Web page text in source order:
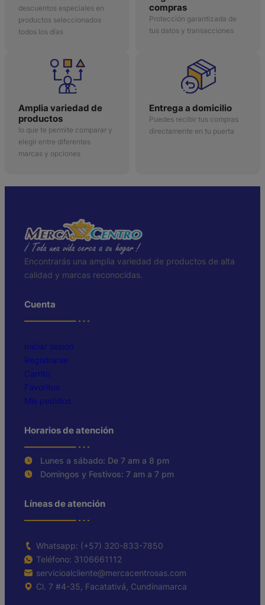
descuentos especiales en
productos seleccionados
todos los días
compras
Protección garantizada de
tus datos y transacciones
Amplia variedad de
productos
lo que te permite comparar y
elegir entre diferentes
marcas y opciones
Entrega a domicilio
Puedes recibir tus compras
directamente en tu puerta
Encontrarás una amplia variedad de productos de alta
calidad y marcas reconocidas.
Cuenta
Iniciar sesión
Registrarse
Carrito
Favoritos
Mis pedidos
Horarios de atención
Lunes a sábado: De 7 am a 8 pm
Domingos y Festivos: 7 am a 7 pm
Líneas de atención
Whatsapp: (+57) 320-833-7850
Teléfono: 3106661112
servicioalcliente@mercacentrosas.com
Cl. 7 #4-35, Facatativá, Cundinamarca